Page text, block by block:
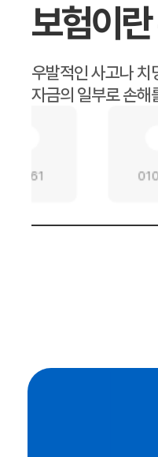
보험이
우발적인 사고나 치
자금의 일부로 손해
010-****-4934